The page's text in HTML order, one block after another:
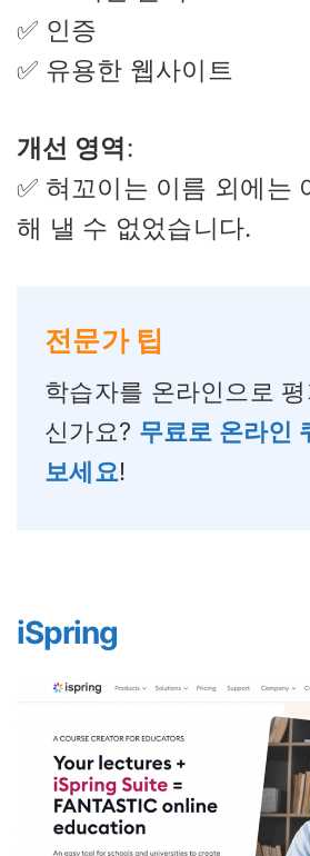
✅ 인증
✅ 유용한 웹사이트
개선 영역:
✅ 혀꼬이는 이름 외에는
해 낼 수 없었습니다.
전문가 팁
학습자를 온라인으로
신가요? 무료로 온라인
보세요!
iSpring